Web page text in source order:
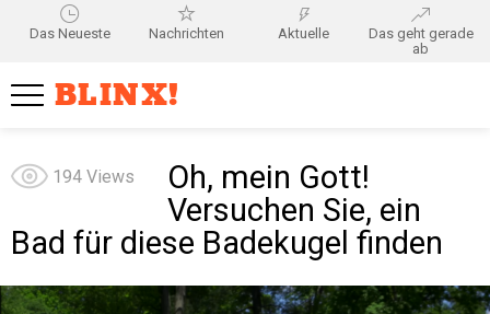
Das Neueste Nachrichten Aktuelle
Das geht gerade
ab
BLINX!
194 Views
Oh, mein Gott!
Versuchen Sie, ein
Bad für diese Badekugel finden